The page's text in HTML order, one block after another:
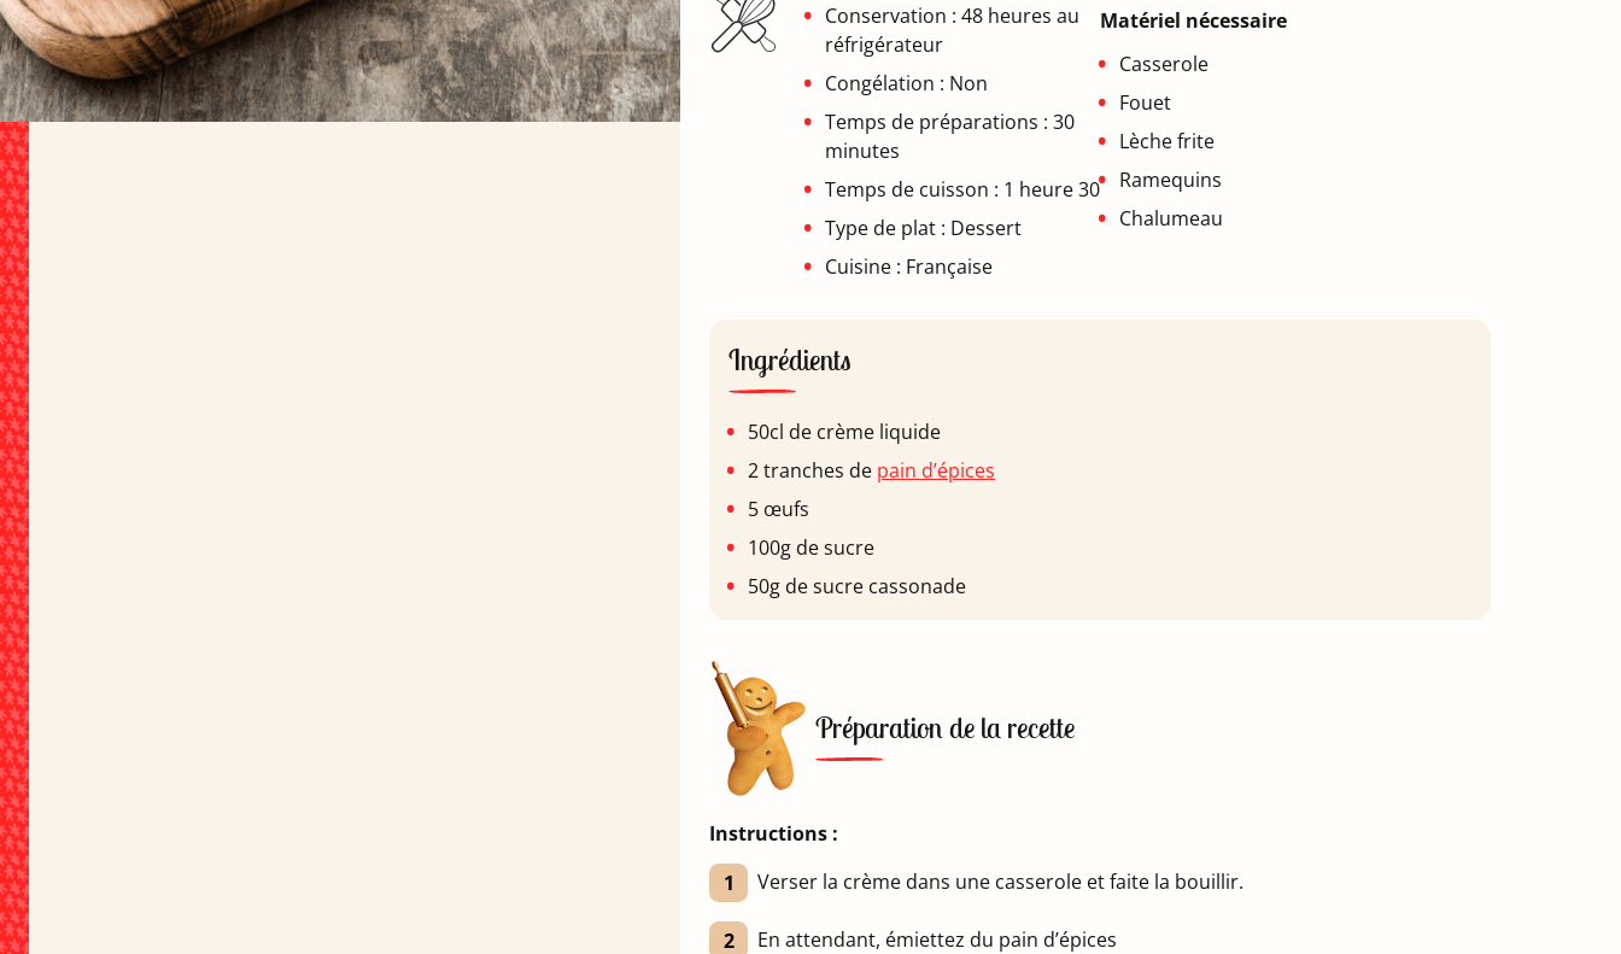
Conservation : 48 heures au
réfrigérateur
Congélation : Non
Temps de préparations : 30
minutes
Temps de cuisson : 1 heure 30
Type de plat : Dessert
Cuisine : Française
Matériel nécessaire
Casserole
Fouet
Lèche frite
Ramequins
Chalumeau
Ingrédients
50cl de crème liquide
2 tranches de pain d’épices
5 œufs
100g de sucre
50g de sucre cassonade
Préparation de la recette
Instructions :
Verser la crème dans une casserole et faite la bouillir.
En attendant, émiettez du pain d’épices